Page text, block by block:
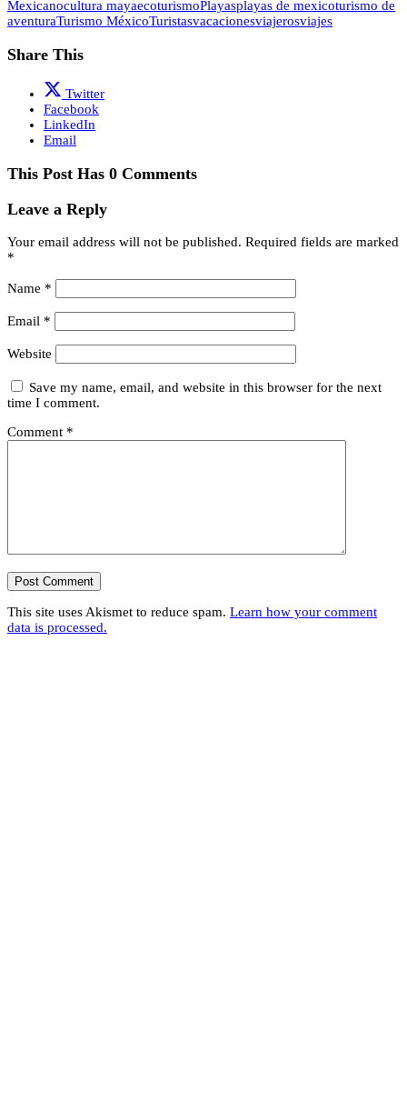
Mexicanocultura mayaecoturismoPlayasplayas de mexicoturismo de
aventuraTurismo MéxicoTuristasvacacionesviajerosviajes
Share This
Twitter
Facebook
LinkedIn
Email
This Post Has 0 Comments
Leave a Reply
Your email address will not be published. Required fields are marked
*
Name *
Email *
Website
Save my name, email, and website in this browser for the next
time I comment.
Comment *
This site uses Akismet to reduce spam. Learn how your comment
data is processed.